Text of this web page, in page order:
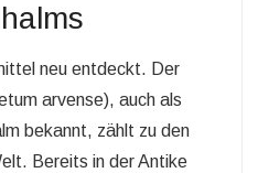
neu entdeckt. Der
arvense), auch als
bekannt, zählt zu den
Bereits in der Antike